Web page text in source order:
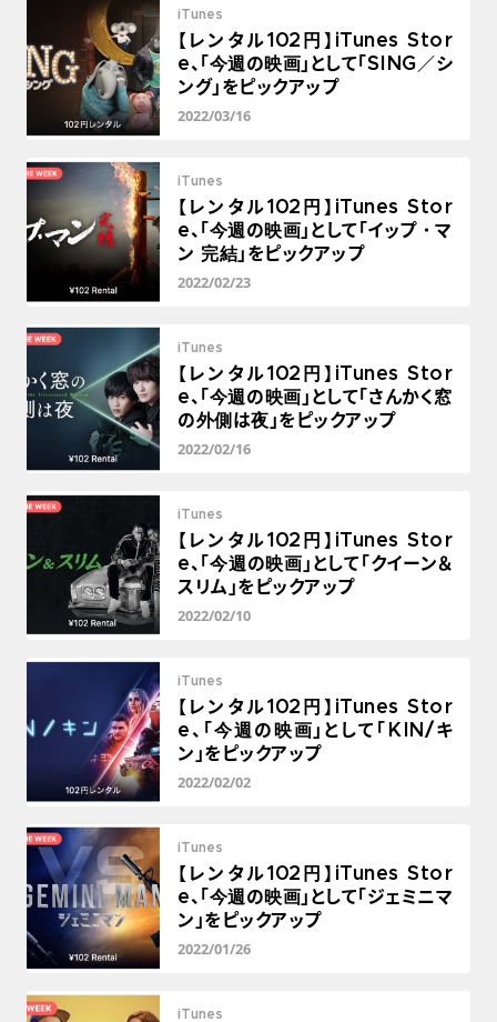
iTunes
【レンタル102円】iTunes Stor
e、「今週の映画」として「SING／シ
ング」をピックアップ
2022/03/16
iTunes
【レンタル102円】iTunes Stor
e、「今週の映画」として「イップ・マ
ン 完結」をピックアップ
2022/02/23
iTunes
【レンタル102円】iTunes Stor
e、「今週の映画」として「さんかく窓
の外側は夜」をピックアップ
2022/02/16
iTunes
【レンタル102円】iTunes Stor
e、「今週の映画」として「クイーン＆
スリム」をピックアップ
2022/02/10
iTunes
【レンタル102円】iTunes Stor
e、「今週の映画」として「KIN/キ
ン」をピックアップ
2022/02/02
iTunes
【レンタル102円】iTunes Stor
e、「今週の映画」として「ジェミニマ
ン」をピックアップ
2022/01/26
iTunes